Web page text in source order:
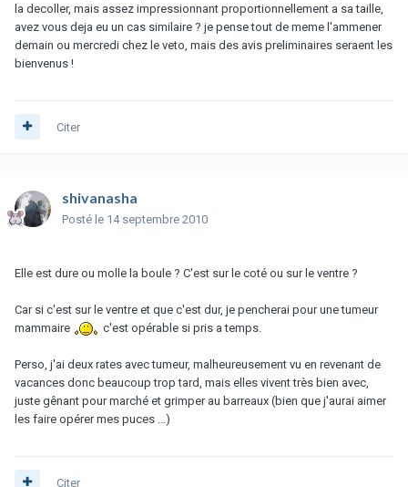
la decoller, mais assez impressionnant proportionnellement a sa taille,
avez vous deja eu un cas similaire ? je pense tout de meme l'ammener
demain ou mercredi chez le veto, mais des avis preliminaires seraent les
bienvenus !
Citer
shivanasha
Posté le 14 septembre 2010
Elle est dure ou molle la boule ? C'est sur le coté ou sur le ventre ?
Car si c'est sur le ventre et que c'est dur, je pencherai pour une tumeur
mammaire
c'est opérable si pris a temps.
Perso, j'ai deux rates avec tumeur, malheureusement vu en revenant de
vacances donc beaucoup trop tard, mais elles vivent très bien avec,
juste gênant pour marché et grimper au barreaux (bien que j'aurai aimer
les faire opérer mes puces ...)
Citer